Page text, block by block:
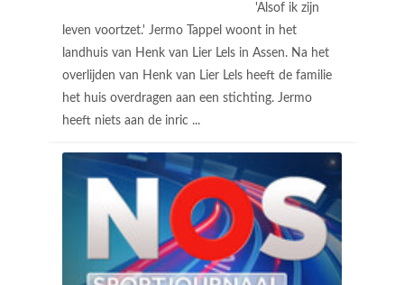
'Alsof ik zijn
leven voortzet.' Jermo Tappel woont in het
landhuis van Henk van Lier Lels in Assen. Na het
overlijden van Henk van Lier Lels heeft de familie
het huis overdragen aan een stichting. Jermo
heeft niets aan de inric ...